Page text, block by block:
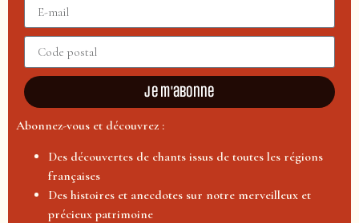
Je m'abonne
Abonnez-vous et découvrez :
Des découvertes de chants issus de toutes les régions
françaises
Des histoires et anecdotes sur notre merveilleux et
précieux patrimoine